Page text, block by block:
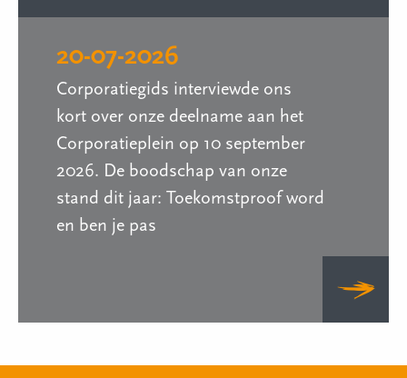
20-07-2026
Corporatiegids interviewde ons
kort over onze deelname aan het
Corporatieplein op 10 september
2026. De boodschap van onze
stand dit jaar: Toekomstproof word
en ben je pas